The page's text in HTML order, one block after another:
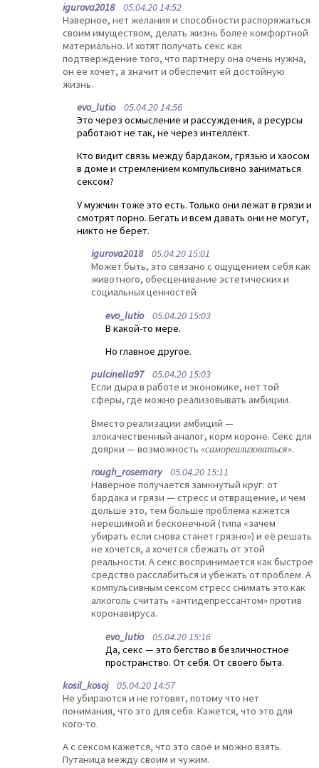
igurova201805.04.20 14:52
Наверное, нет желания и способности распоряжаться
своим имуществом, делать жизнь более комфортной
материально. И хотят получать секс как
подтверждение того, что партнеру она очень нужна,
он ее хочет, а значит и обеспечит ей достойную
жизнь.
evo_lutio05.04.20 14:56
Это через осмысление и рассуждения, а ресурсы
работают не так, не через интеллект.
Кто видит связь между бардаком, грязью и хаосом
в доме и стремлением компульсивно заниматься
сексом?
У мужчин тоже это есть. Только они лежат в грязи и
смотрят порно. Бегать и всем давать они не могут,
никто не берет.
igurova201805.04.20 15:01
Может быть, это связано с ощущением себя как
животного, обесценивание эстетических и
социальных ценностей
evo_lutio05.04.20 15:03
В какой-то мере.
Но главное другое.
pulcinella9705.04.20 15:03
Если дыра в работе и экономике, нет той
сферы, где можно реализовывать амбиции.
Вместо реализации амбиций —
злокачественный аналог, корм короне. Секс для
доярки — возможность «самореализоваться».
rough_rosemary05.04.20 15:11
Наверное получается замкнутый круг: от
бардака и грязи — стресс и отвращение, и чем
дольше это, тем больше проблема кажется
нерешимой и бесконечной (типа «зачем
убирать если снова станет грязно») и её решать
не хочется, а хочется сбежать от этой
реальности. А секс воспринимается как быстрое
средство расслабиться и убежать от проблем. А
компульсивным сексом стресс снимать это как
алкоголь считать «антидепрессантом» против
коронавируса.
evo_lutio05.04.20 15:16
Да, секс — это бегство в безличностное
пространство. От себя. От своего быта.
kosil_kosoj05.04.20 14:57
Не убираются и не готовят, потому что нет
понимания, что это для себя. Кажется, что это для
кого-то.
А с сексом кажется, что это своё и можно взять.
Путаница между своим и чужим.